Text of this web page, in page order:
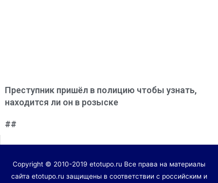
Преступник пришёл в полицию чтобы узнать,
находится ли он в розыске
##
Copyright © 2010-2019 etotupo.ru Все права на материалы
сайта etotupo.ru защищены в соответствии с российским и